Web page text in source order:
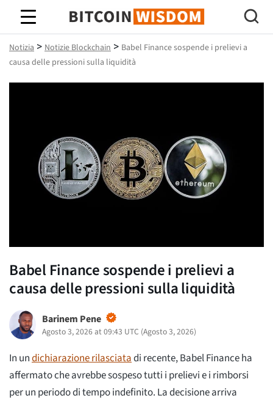
Saggezza Bitcoin
Notizia > Notizie Blockchain > Babel Finance sospende i prelievi a
causa delle pressioni sulla liquidità
Babel Finance sospende i prelievi a
causa delle pressioni sulla liquidità
Barinem Pene
Agosto 3, 2026 at 09:43 UTC (Agosto 3, 2026)
In undichiarazione rilasciatadi recente, Babel Finance ha
affermato che avrebbe sospeso tutti i prelievi e i rimborsi
per un periodo di tempo indefinito. La decisione arriva